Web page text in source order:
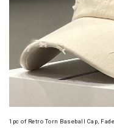
1pc of Retro Torn Baseball Cap,